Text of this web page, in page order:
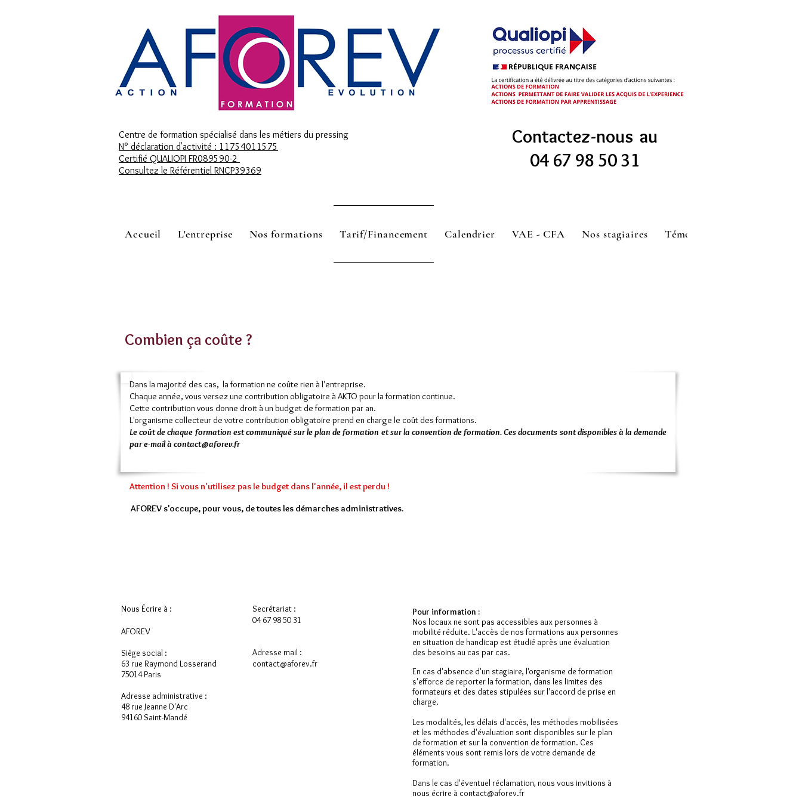
Centre de formation spécialisé dans les métiers du pressing
N° déclaration d'activité : 11754011575
Certifié QUALIOPI FR089590-2
Consultez le Référentiel RNCP39369
Contactez-nous au
04 67 98 50 31
Accueil L'entreprise Nos formations Tarif/Financement Calendrier VAE - CFA Nos stagiaires Témoignages
Combien ça coûte ?
Dans la majorité des cas, la formation ne coûte rien à l'entreprise.
Chaque année, vous versez une contribution obligatoire à AKTO pour la formation continue.
Cette contribution vous donne droit à un budget de formation par an.
L'organisme collecteur de votre contribution obligatoire prend en charge le coût des formations.
Le coût de chaque formation est communiqué sur le plan de formation et sur la convention de formation. Ces documents sont disponibles à la demande
par e-mail à contact@aforev.fr
Attention ! Si vous n'utilisez pas le budget dans l'année, il est perdu !​
AFOREV s'occupe, pour vous, de toutes les démarches administratives.
Nous Écrire à :
AFOREV
Siège social :
63 rue Raymond Losserand
75014 Paris
Adresse administrative :
48 rue Jeanne D'Arc
94160 Saint-Mandé
Secrétariat :
04 67 98 50 31
Adresse mail :
contact@aforev.fr
Pour information :
Nos locaux ne sont pas accessibles aux personnes à
mobilité réduite. L'accès de nos formations aux personnes
en situation de handicap est étudié après une évaluation
des besoins au cas par cas.
En cas d'absence d'un stagiaire, l'organisme de formation
s'efforce de reporter la formation, dans les limites des
formateurs et des dates stipulées sur l'accord de prise en
charge.
Les modalités, les délais d'accès, les méthodes mobilisées
et les méthodes d'évaluation sont disponibles sur le plan
de formation et sur la convention de formation. Ces
éléments vous sont remis lors de votre demande de
formation.
Dans le cas d'éventuel réclamation, nous vous invitions à
nous écrire à contact@aforev.fr